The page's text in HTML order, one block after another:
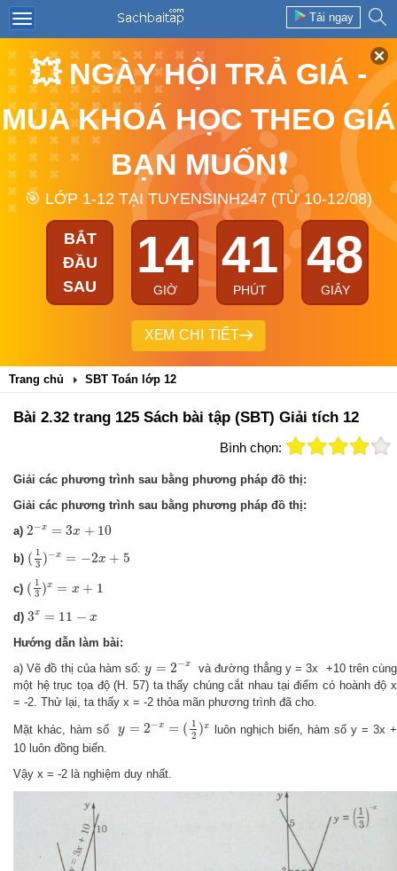
Tải ngay
💥 NGÀY HỘI TRẢ GIÁ -
MUA KHOÁ HỌC THEO GIÁ
BẠN MUỐN❗
🎯 LỚP 1-12 TẠI TUYENSINH247 (TỪ 10-12/08)
BẮT
ĐẦU
SAU
14
GIỜ
41
PHÚT
48
GIÂY
XEM CHI TIẾT
Trang chủ SBT Toán lớp 12
Bài 2.32 trang 125 Sách bài tập (SBT) Giải tích 12
Bình chọn:
Giải các phương trình sau bằng phương pháp đồ thị:
Giải các phương trình sau bằng phương pháp đồ thị:
a) 2−x = 3x + 10
2 x x+
b) ( 1
3 )−x = −2x + 5
( 1 3
c) ( 1
3 )x = x + 1
( 1 3
d) 3x = 11 − x
3x 11 −
Hướng dẫn làm bài:
a) Vẽ đồ thị của hàm số:y = 2−x
−x
và đường thẳng y = 3x +10 trên cùng
một hệ trục tọa độ (H. 57) ta thấy chúng cắt nhau tại điểm có hoành độ x
= -2. Thử lại, ta thấy x = -2 thỏa mãn phương trình đã cho.
Mặt khác, hàm sốy = 2−x = ( 1
2 )x
−x =( )x
luôn nghịch biến, hàm số y = 3x +
10 luôn đồng biến.
Vậy x = -2 là nghiệm duy nhất.